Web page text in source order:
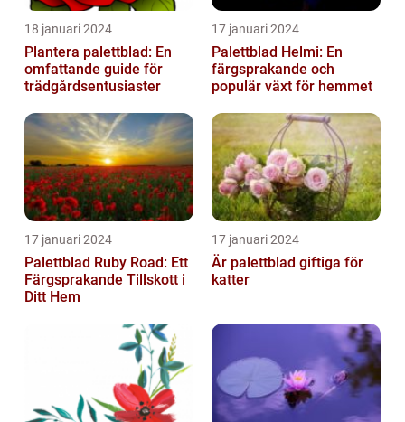
18 januari 2024
Plantera palettblad: En
omfattande guide för
trädgårdsentusiaster
17 januari 2024
Palettblad Helmi: En
färgsprakande och
populär växt för hemmet
17 januari 2024
Palettblad Ruby Road: Ett
Färgsprakande Tillskott i
Ditt Hem
17 januari 2024
Är palettblad giftiga för
katter